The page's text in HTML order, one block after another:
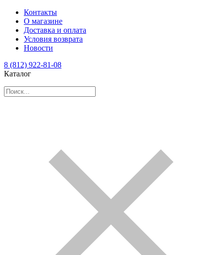
Контакты
О магазине
Доставка и оплата
Условия возврата
Новости
8 (812) 922-81-08
Каталог